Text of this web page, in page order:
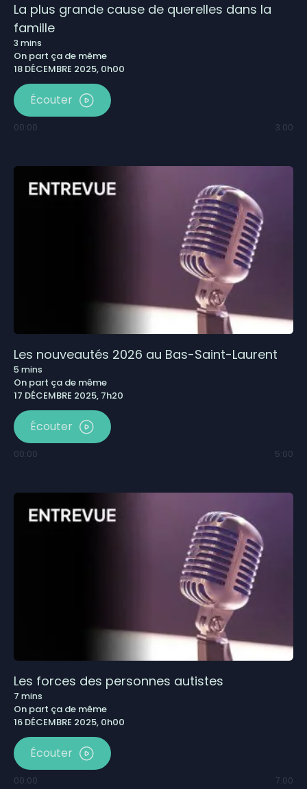
La plus grande cause de querelles dans la
famille
3 mins
On part ça de même
18 DÉCEMBRE 2025, 0h00
Écouter
00:00 3:00
Les nouveautés 2026 au Bas-Saint-Laurent
5 mins
On part ça de même
17 DÉCEMBRE 2025, 7h20
Écouter
00:00 5:00
Les forces des personnes autistes
7 mins
On part ça de même
16 DÉCEMBRE 2025, 0h00
Écouter
00:00 7:00